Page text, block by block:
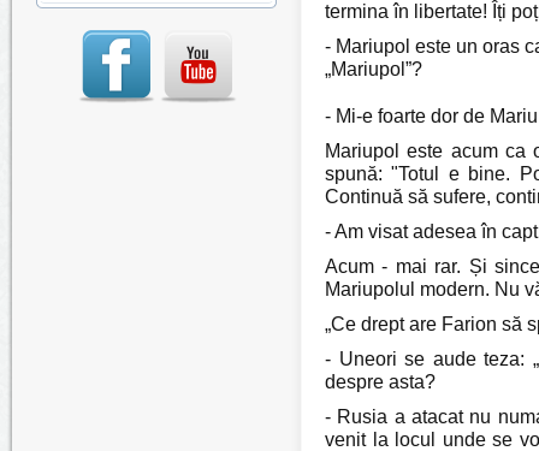
termina în libertate! Îți
- Mariupol este un oras
„Mariupol”?
- Mi-e foarte dor de
Mariupol este acum ca
spună: "Totul e bine.
Continuă să sufere,
- Am visat adesea în
Acum - mai rar. Și
Mariupolul modern. Nu
„Ce drept are Farion să
- Uneori se aude teza:
despre asta?
- Rusia a atacat nu
venit la locul unde se